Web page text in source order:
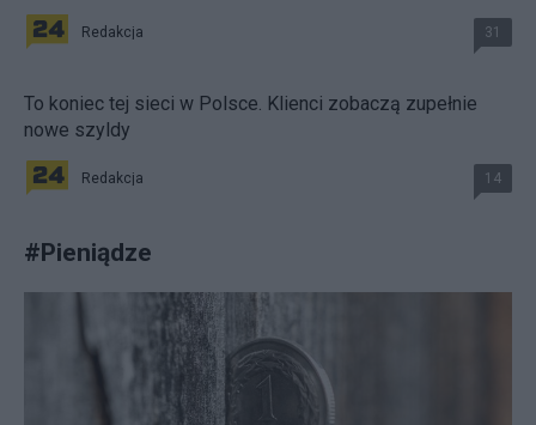
Redakcja 31
To koniec tej sieci w Polsce. Klienci zobaczą zupełnie
nowe szyldy
Redakcja 14
#Pieniądze